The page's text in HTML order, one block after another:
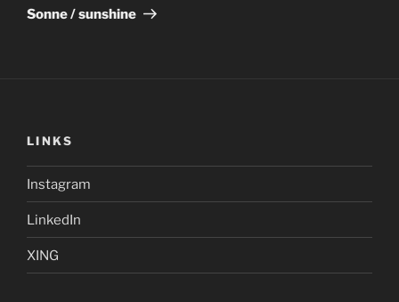
Beitrag
Sonne / sunshine
LINKS
Instagram
LinkedIn
XING